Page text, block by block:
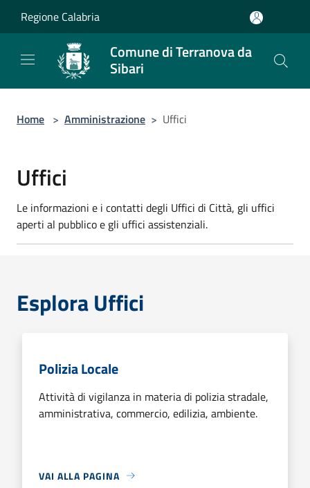
Regione Calabria
Comune di Terranova da
Sibari
Home > Amministrazione > Uffici
Uffici
Le informazioni e i contatti degli Uffici di Città, gli uffici
aperti al pubblico e gli uffici assistenziali.
Esplora Uffici
Polizia Locale
Attività di vigilanza in materia di polizia stradale,
amministrativa, commercio, edilizia, ambiente.
VAI ALLA PAGINA